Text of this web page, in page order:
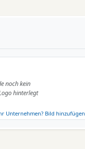
noch kein
hinterlegt
Unternehmen? Bild hinzufügen